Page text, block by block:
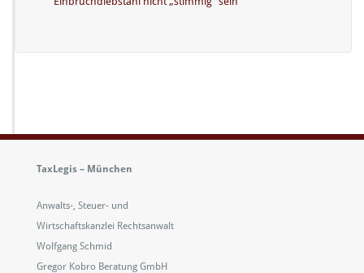
TaxLegis – München
Anwalts-, Steuer- und
Wirtschaftskanzlei Rechtsanwalt
Wolfgang Schmid
Gregor Kobro Beratung GmbH